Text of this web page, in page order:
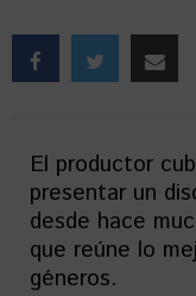
El productor
presentar un
desde hace
que reúne lo
géneros.